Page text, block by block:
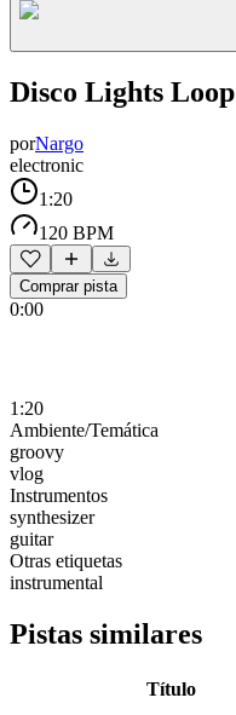
Disco Lights Loop
porNargo
electronic
1:20
120 BPM
Comprar pista
0:00
1:20
Ambiente/Temática
groovy
vlog
Instrumentos
synthesizer
guitar
Otras etiquetas
instrumental
Pistas similares
Título